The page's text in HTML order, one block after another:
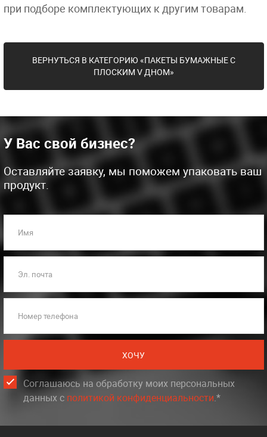
при подборе комплектующих к другим товарам.
ВЕРНУТЬСЯ В КАТЕГОРИЮ «ПАКЕТЫ БУМАЖНЫЕ С
ПЛОСКИМ V ДНОМ»
У Вас свой бизнес?
Оставляйте заявку, мы поможем упаковать ваш
продукт.
Имя
Эл. почта
Номер телефона
ХОЧУ
Соглашаюсь на обработку моих персональных
данных c политикой конфиденциальности.*